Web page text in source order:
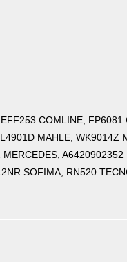
COMLINE, FP6081
MAHLE, WK9014Z
A6420902352
SOFIMA, RN520